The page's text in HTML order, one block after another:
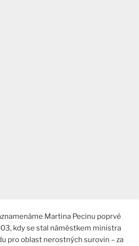
Martina Pecinu poprvé
kdy se stal náměstkem ministra
pro oblast nerostných surovin – za